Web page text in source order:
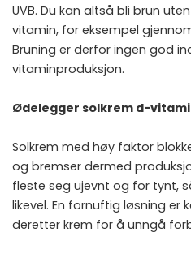
UVB. Du kan altså bli brun
vitamin, for eksempel
Bruning er derfor ingen god
vitaminproduksjon.
Ødelegger solkrem d-
Solkrem med høy faktor
og bremser dermed
fleste seg ujevnt og for tynt,
likevel. En fornuftig løsning er
deretter krem for å unngå